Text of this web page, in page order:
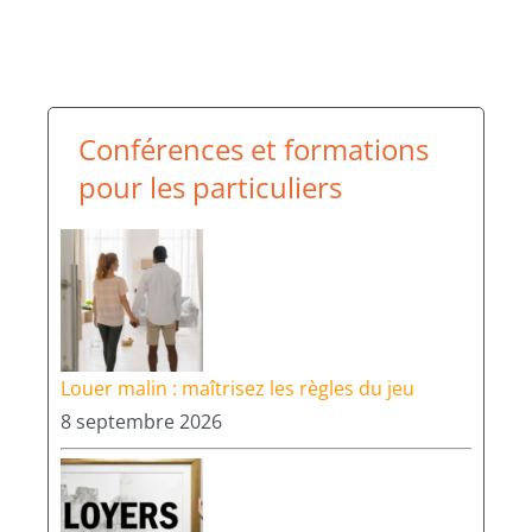
Conférences et formations
pour les particuliers
Louer malin : maîtrisez les règles du jeu
8 septembre 2026